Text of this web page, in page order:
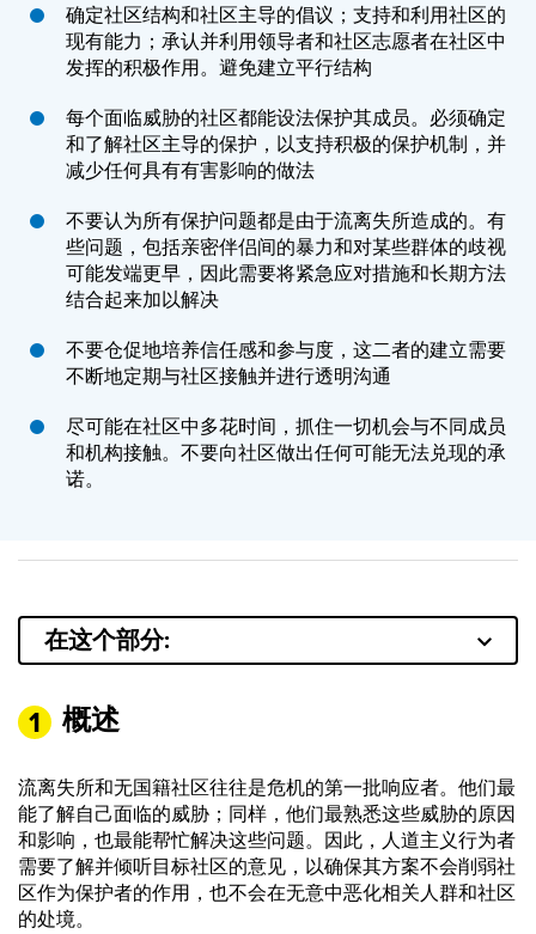
确定社区结构和社区主导的倡议；支持和利用社区的
现有能力；承认并利用领导者和社区志愿者在社区中
发挥的积极作用。避免建立平行结构
每个面临威胁的社区都能设法保护其成员。必须确定
和了解社区主导的保护，以支持积极的保护机制，并
减少任何具有有害影响的做法
不要认为所有保护问题都是由于流离失所造成的。有
些问题，包括亲密伴侣间的暴力和对某些群体的歧视
可能发端更早，因此需要将紧急应对措施和长期方法
结合起来加以解决
不要仓促地培养信任感和参与度，这二者的建立需要
不断地定期与社区接触并进行透明沟通
尽可能在社区中多花时间，抓住一切机会与不同成员
和机构接触。不要向社区做出任何可能无法兑现的承
诺。
概述
流离失所和无国籍社区往往是危机的第一批响应者。他们最
能了解自己面临的威胁；同样，他们最熟悉这些威胁的原因
和影响，也最能帮忙解决这些问题。因此，人道主义行为者
需要了解并倾听目标社区的意见，以确保其方案不会削弱社
区作为保护者的作用，也不会在无意中恶化相关人群和社区
的处境。
在这个部分: